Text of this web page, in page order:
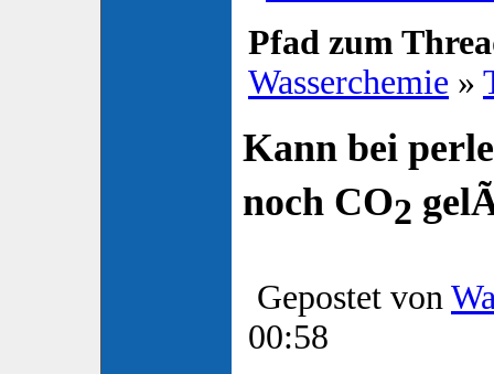
Pfad zum
Wasserchemie »
Kann bei
noch CO2
Gepostet von
00:58